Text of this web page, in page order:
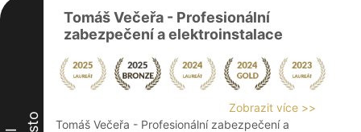
I
Tomáš Večeřa - Profesionální
zabezpečení a elektroinstalace
Zobrazit více >>
Tomáš Večeřa - Profesionální zabezpečení a